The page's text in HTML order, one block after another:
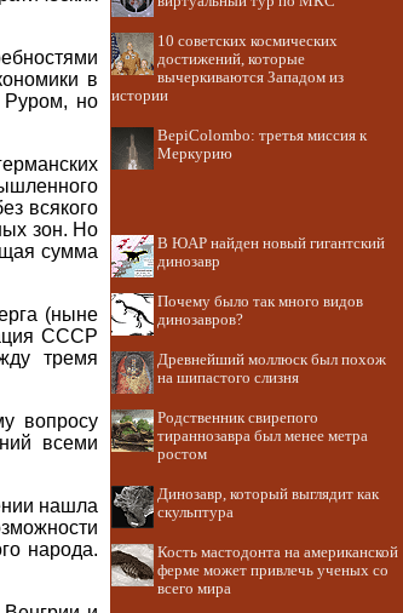
в
но
всякого
зон. Но
сумма
(ныне
СССР
тремя
вопросу
всеми
нашла
народа.
10 советских космических
достижений, которые
вычеркиваются Западом из
истории
BepiColombo: третья миссия к
Меркурию
В ЮАР найден новый гигантский
динозавр
Почему было так много видов
динозавров?
Древнейший моллюск был похож
на шипастого слизня
Родственник свирепого
тираннозавра был менее метра
ростом
Динозавр, который выглядит как
скульптура
Кость мастодонта на американской
ферме может привлечь ученых со
всего мира